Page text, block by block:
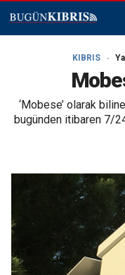
KIBRIS
‘Mobese’ olarak
bugünden itibaren 7/